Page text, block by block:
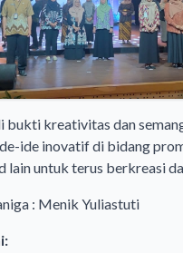
bukti kreativitas dan
ide inovatif di bidang
lain untuk terus berkreasi
: Menik Yuliastuti